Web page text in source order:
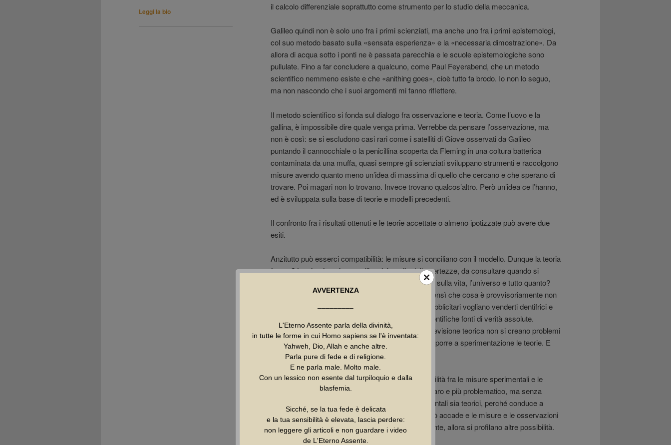
il calcolo differenziale soprattutto come strumento per lo studio della meccanica.
Galileo quindi non è solo uno fra i primi scienziati, ma anche uno fra i primi epistemologi,
col suo metodo basato sulla «sensata esperienza» e la «necessaria dimostrazione». Da
allora di acqua sotto i ponti ne è passata parecchia e le scuole epistemologiche sono
pullulate. Fino a far concludere a qualcuno, come Paul Feyerabend, che un metodo
scientifico nemmeno esiste e che «anithing goes», cioè tutto fa brodo. Io non lo seguo,
ma non nascondo che i suoi argomenti mi fanno riflettere.
Il metodo scientifico si fonda sul dialogo fra osservazione e teoria. Come l’uovo e la
gallina, è impossibile dire quale venga prima. Verrebbe da pensare l’osservazione, ma
non è così: se si escludono casi rari come i satelliti di Giove osservati da Galileo
puntando il cannocchiale o la penicillina scoperta da Fleming in una coltura batterica
contaminata da una muffa, quasi sempre gli scienziati sviluppano strumenti e raccolgono
misure avendo quanto meno un’idea di massima di quello che cercano e che sperano di
trovare. Poi magari non lo trovano. Invece trovano qualcos’altro. Però un’idea ce l’hanno,
ed è sviluppata sulla base di teorie e modelli precedenti.
Il confronto fra i risultati ottenuti e le teorie accettate o almeno ipotizzate può avere due
esiti.
Anzitutto può esserci compatibilità: le misure si conciliano con il modello. Dunque la teoria
è vera? La si può scrivere nell’enciclopedia delle certezze, da consultare quando si
desidera la risposta a tutte le domande scientifiche sulla vita, l’universo e tutto quanto?
Per niente: la scienza non dice che cosa è vero, bensì che cosa è provvisoriamente non
falso. Non è affatto la stessa cosa, nonostante i pubblicitari vogliano venderti dentifrici e
latticini con l’autorevolezza delle supercazzole scientifiche fonti di verità assolute.
Comunque, se nel confronto fra osservazione e previsione teorica non si creano problemi
di tipo interpretativo, si studiano nuovi modi di sottoporre a sperimentazione le teorie. E
avanti così.
Il secondo caso possibile è un’evidente incompatibilità fra le misure sperimentali e le
teorie accettate o almeno ipotizzate. È il caso più raro e più problematico, ma senza
dubbio più stimolante per gli scienziati, sia sperimentali sia teorici, perché conduce a
sviluppi nuovi e all’inizio non prevedibili. Quando ciò accade e le misure e le osservazioni
vengono confermate più volte e in modo indipendente, allora si profilano altre possibilità.
Leggi la bio
AVVERTENZA
–––––––––
L'Eterno Assente parla della divinità,
in tutte le forme in cui Homo sapiens se l'è inventata:
Yahweh, Dio, Allah e anche altre.
Parla pure di fede e di religione.
E ne parla male. Molto male.
Con un lessico non esente dal turpiloquio e dalla
blasfemia.
Sicché, se la tua fede è delicata
e la tua sensibilità è elevata, lascia perdere:
non leggere gli articoli e non guardare i video
de L'Eterno Assente.